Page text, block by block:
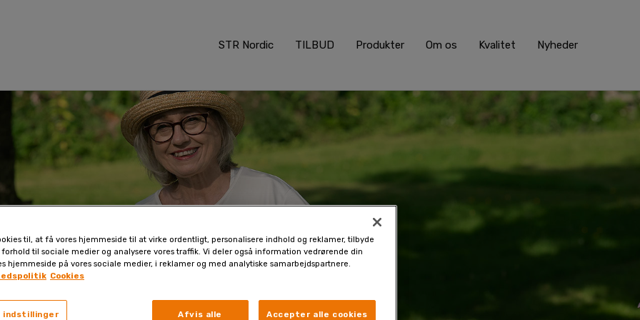
STR Nordic TILBUD Produkter Om os Kvalitet Nyheder
til, at få vores hjemmeside til at virke ordentligt, personalisere indhold og reklamer, tilbyde
til sociale medier og analysere vores traffik. Vi deler også information vedrørende din
hjemmeside på vores sociale medier, i reklamer og med analytiske samarbejdspartnere.
Cookies
indstillinger Afvis alle Accepter alle cookies